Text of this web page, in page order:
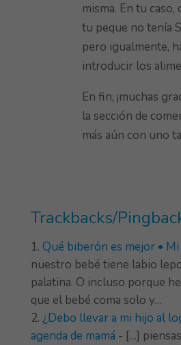
misma. En tu
tu peque no tenía
pero igualmente,
introducir los
En fin, ¡muchas
la sección de
más aún con uno
Trackbacks/
Qué biberón es mejor •
nuestro bebé tiene labio
palatina. O incluso porque
que el bebé coma solo y…
¿Debo llevar a mi hijo al
agenda de mamá - […]